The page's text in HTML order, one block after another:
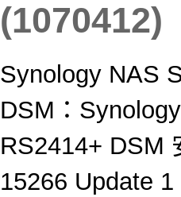
(1070412)
Synology NAS
DSM：
RS2414+ DSM
15266 Update